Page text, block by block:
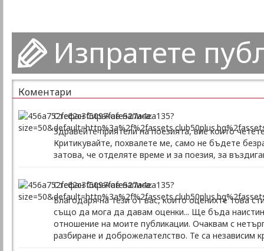
Изпратете
Коментари
Стефан Сираков написа:
Здравейте приятели на поезията, вие които
Критикувайте, похвалете ме, само не бъдете
затова, че отделяте време и за поезия, за
Стефан Сираков написа:
Благодаря на тези от вас, които оценихте това
също да мога да давам оценки... Ще бъда
отношение на моите публикации. Очаквам с
разбиране и доброжелателство. Те са независим